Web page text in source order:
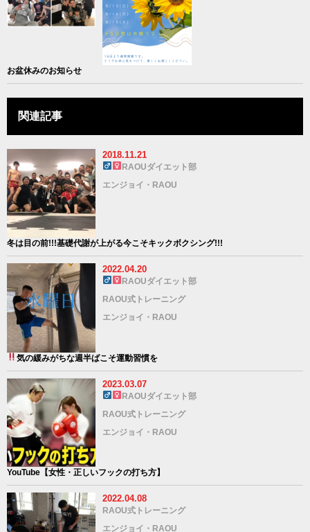
お盆休みのお知らせ
関連記事
2018.11.21
RAOUダイエット部
エンジョイ・RAOU
冬は目の前!!!基礎代謝が上がる今こそキックボクシング!!!
2022.04.20
RAOUダイエット部
RAOU式トレーニング
エンジョイ・RAOU
気の緩みがちな週半ばこそ運動習慣を
2023.03.07
RAOUダイエット部
RAOU式トレーニング
エンジョイ・RAOU
YouTube【女性・正しいフックの打ち方】
2022.04.08
RAOU式トレーニング
エンジョイ・RAOU